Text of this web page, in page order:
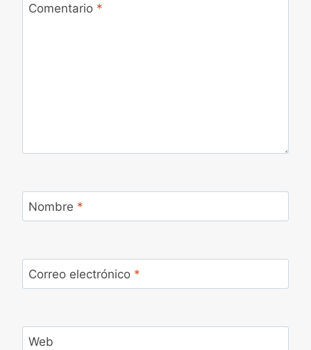
Comentario *
Nombre *
Correo electrónico *
Web